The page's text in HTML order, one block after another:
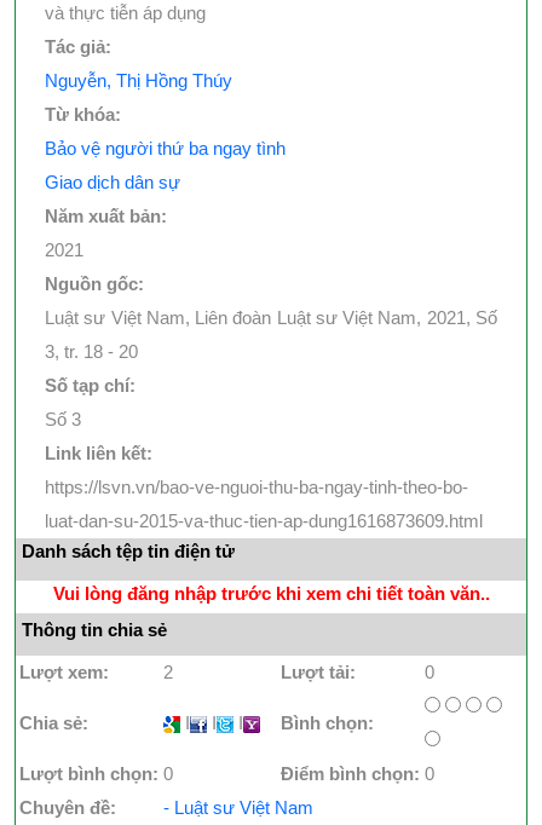
và thực tiễn áp dụng
Tác giả:
Nguyễn, Thị Hồng Thúy
Từ khóa:
Bảo vệ người thứ ba ngay tình
Giao dịch dân sự
Năm xuất bản:
2021
Nguồn gốc:
Luật sư Việt Nam, Liên đoàn Luật sư Việt Nam, 2021, Số
3, tr. 18 - 20
Số tạp chí:
Số 3
Link liên kết:
https://lsvn.vn/bao-ve-nguoi-thu-ba-ngay-tinh-theo-bo-
luat-dan-su-2015-va-thuc-tien-ap-dung1616873609.html
Danh sách tệp tin điện tử
Vui lòng đăng nhập trước khi xem chi tiết toàn văn..
Thông tin chia sẻ
Lượt xem: 2 Lượt tải: 0
Chia sẻ: I I I Bình chọn:
Lượt bình chọn: 0 Điểm bình chọn: 0
Chuyên đề:
- Luật sư Việt Nam